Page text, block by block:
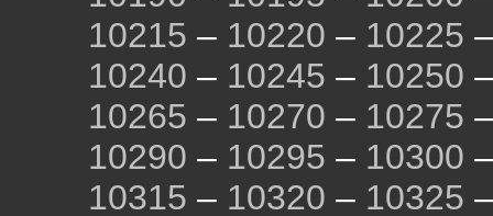
10215 – 10220 – 10225
10240 – 10245 – 10250
10265 – 10270 – 10275
10290 – 10295 – 10300
10315 – 10320 – 10325